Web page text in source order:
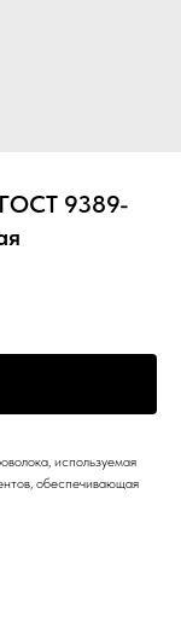
9389-
используемая
обеспечивающая